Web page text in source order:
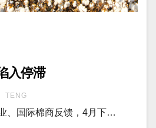
入停滞
TENG
、国际棉商反馈，4月下…